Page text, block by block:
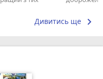
Дивитись ще keyboard_arrow_right